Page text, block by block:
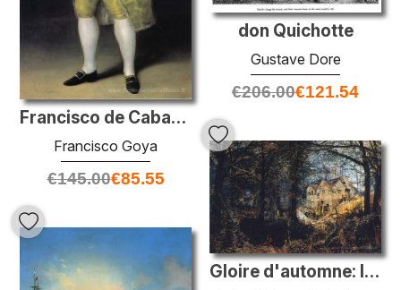
Francisco de Cabarrus
Francisco Goya
€145.00€85.55
don Quichotte
Gustave Dore
€206.00€121.54
Gloire d'automne: l'ancien moulin